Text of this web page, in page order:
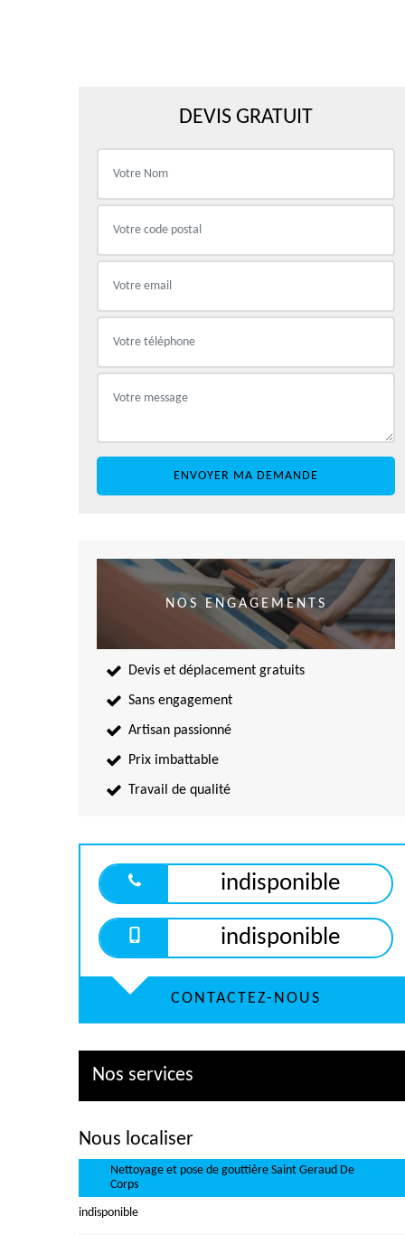
DEVIS GRATUIT
NOS ENGAGEMENTS
Devis et déplacement gratuits
Sans engagement
Artisan passionné
Prix imbattable
Travail de qualité
indisponible
indisponible
CONTACTEZ-NOUS
Nos services
Nous localiser
Nettoyage et pose de gouttière Saint Geraud De
Corps
indisponible